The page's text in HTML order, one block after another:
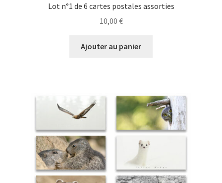
Lot n°1 de 6 cartes postales assorties
10,00 €
Ajouter au panier